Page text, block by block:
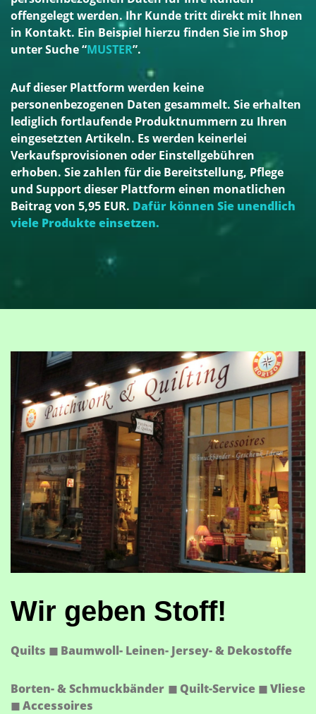
offengelegt werden. Ihr Kunde tritt direkt mit Ihnen
in Kontakt. Ein Beispiel hierzu finden Sie im Shop
unter Suche “MUSTER”.
Auf dieser Plattform werden keine
personenbezogenen Daten gesammelt. Sie erhalten
lediglich fortlaufende Produktnummern zu Ihren
eingesetzten Artikeln. Es werden keinerlei
Verkaufsprovisionen oder Einstellgebühren
erhoben. Sie zahlen für die Bereitstellung, Pflege
und Support dieser Plattform einen monatlichen
Beitrag von 5,95 EUR. Dafür können Sie unendlich
viele Produkte einsetzen.
Wir geben Stoff!
Quilts ◼ Baumwoll- Leinen- Jersey- & Dekostoffe
Borten- & Schmuckbänder ◼ Quilt-Service ◼ Vliese
◼ Accessoires